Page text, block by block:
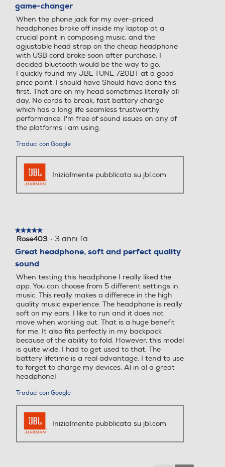
r
e
c
e
n
s
i
o
n
e
d
e
o
Q
u
e
s
t
a
a
z
i
o
n
e
a
f
i
n
e
s
t
r
a
m
o
d
a
l
e
.
5
stelle.
game-changer
When the phone jack for my over-priced
headphones broke off inside my laptop at a
crucial point in composing music, and the
agjustable head strap on the cheap headphone
with USB cord broke soon after purchase, I
decided bluetooth would be the way to go.
I quickly found my JBL TUNE 720BT at a good
price point. I should have Should have done this
first. Thet are on my head sometimes literally all
day. No cords to break, fast battery charge
which has a long life seamless trustworthy
performance. I'm free of sound issues on any of
the platforms i am using.
Traduci con Google
Inizialmente pubblicata su jbl.com
★★★★★
★★★★★
5
5
stelle.
Rose403 · 3 anni fa
Great headphone, soft and perfect quality
sound
When testing this headphone I really liked the
app. You can choose from 5 different settings in
music. This really makes a differece in the high
quality music experience. The headphone is really
soft on my ears. I like to run and it does not
move when working out. That is a huge benefit
for me. It also fits perfectly in my backpack
because of the ability to fold. However, this model
is quite wide. I had to get used to that. The
battery lifetime is a real advantage. I tend to use
to forget to charge my devices. Al in al a great
headphone!
Traduci con Google
Inizialmente pubblicata su jbl.com